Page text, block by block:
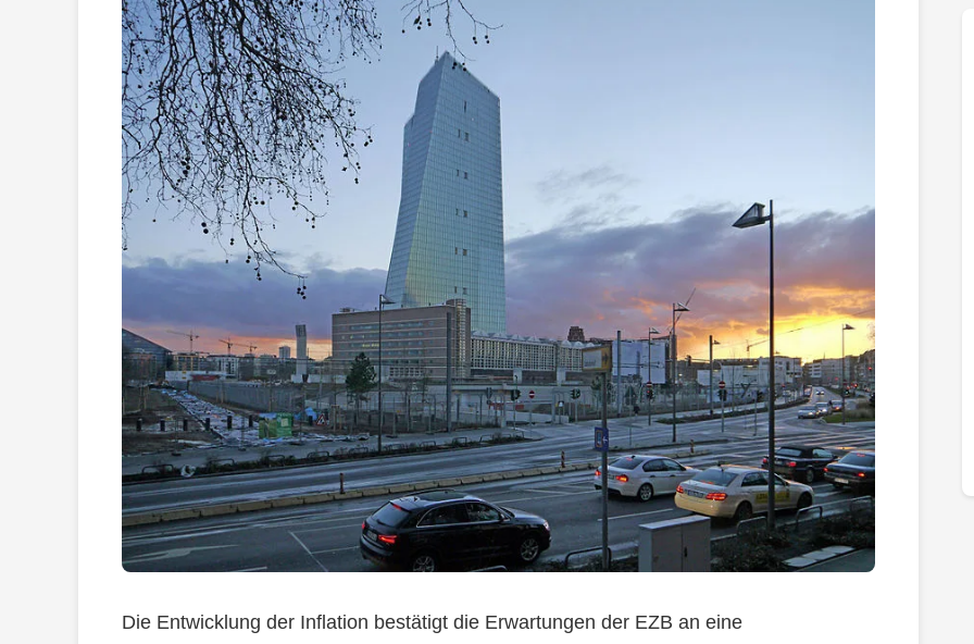
Die Entwicklung der Inflation bestätigt die Erwartungen der EZB an eine